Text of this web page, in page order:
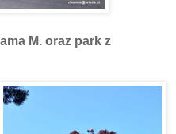
M. oraz park z